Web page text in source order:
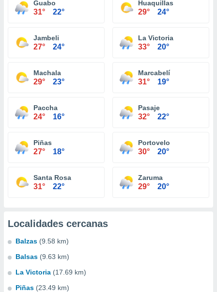
Guabo
31° 22°
Huaquillas
29° 24°
Jambeli
27° 24°
La Victoria
33° 20°
Machala
29° 23°
Marcabelí
31° 19°
Paccha
24° 16°
Pasaje
32° 22°
Piñas
27° 18°
Portovelo
30° 20°
Santa Rosa
31° 22°
Zaruma
29° 20°
Localidades cercanas
Balzas (9.58 km)
Balsas (9.63 km)
La Victoria (17.69 km)
Piñas (23.49 km)